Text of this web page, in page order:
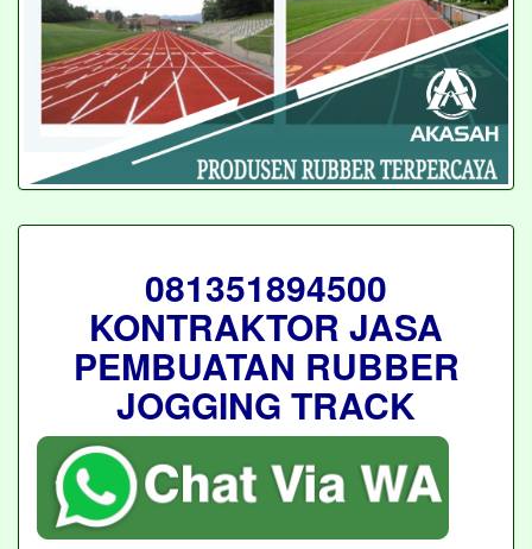
081351894500
KONTRAKTOR JASA
PEMBUATAN RUBBER
JOGGING TRACK